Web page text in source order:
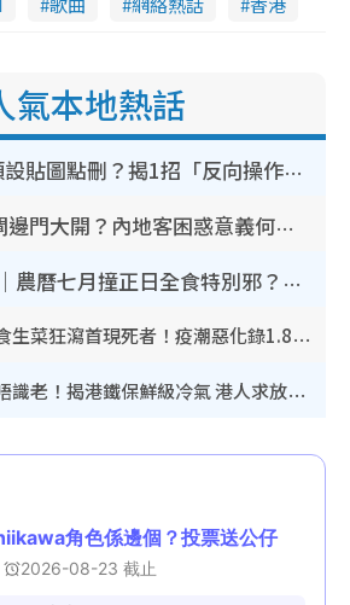
氣本地熱話
WhatsApp預設貼圖點刪？揭1招「反向操作」還原簡潔介面 附3步實測教學
香港山邊鐵閘邊門大開？內地客困惑意義何在！網民神回覆：呢種叫法理性防禦
鬼門開2026｜農曆七月撞正日全食特別邪？專家警告切忌做一事！揭4大禁忌+2招保平安
奪命寄生蟲｜食生菜狂瀉首現死者！疫潮惡化錄1.8萬宗病例 揭洗菜3大謬誤
內地客歎港人唔識老！揭港鐵保鮮級冷氣 港人求放過：咪投訴